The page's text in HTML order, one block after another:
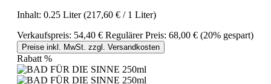
Inhalt: 0.25 Liter(217,60 € / 1 Liter)
Verkaufspreis: 54,40 € Regulärer Preis: 68,00 € (20% gespart)
Preise inkl. MwSt. zzgl. Versandkosten
Rabatt %